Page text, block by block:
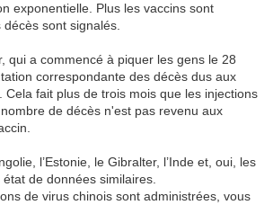
exponentielle. Plus les vaccins sont
sont signalés.
qui a commencé à piquer les gens le 28
correspondante des décès dus aux
Cela fait plus de trois mois que les injections
de décès n'est pas revenu aux
l’Estonie, le Gibralter, l’Inde et, oui, les
de données similaires.
de virus chinois sont administrées, vous